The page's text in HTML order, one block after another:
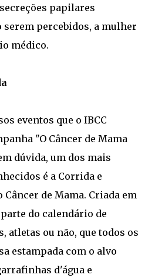
papilares
serem percebidos, a mulher
médico.
eventos que o IBCC
"O Câncer de Mama
dúvida, um dos mais
é a Corrida e
Câncer de Mama. Criada em
do calendário de
atletas ou não, que todos os
estampada com o alvo
d'água e